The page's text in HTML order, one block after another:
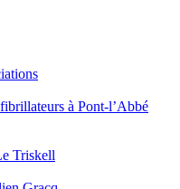
à Pont-l’Abbé
Triskell